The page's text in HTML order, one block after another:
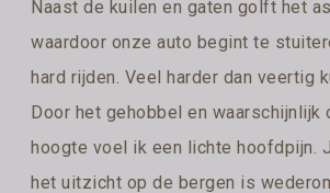
Naast de kuilen en gaten golft het
waardoor onze auto begint te
hard rijden. Veel harder dan veertig
Door het gehobbel en waarschijnlijk
hoogte voel ik een lichte hoofdpijn.
het uitzicht op de bergen is